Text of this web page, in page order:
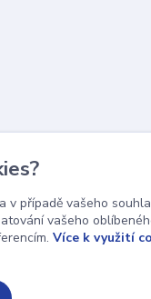
v případě vašeho
vašeho
Více k využití